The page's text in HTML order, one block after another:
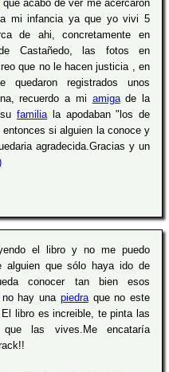
que acabo de ver me acercaron
mi infancia ya que yo vivi 5
de ahi, concretamente en
Castañedo, las fotos en
que no le hacen justicia , en
quedaron registrados unos
recuerdo a mi amigade la
sufamilia la apodaban "los de
si alguien la conoce y
agradecida.Gracias y un
el libro y no me puedo
alguien que sólo haya ido de
conocer tan bien esos
, no hay una piedraque no este
El libro es increible, te pinta las
que las vives.Me encataría